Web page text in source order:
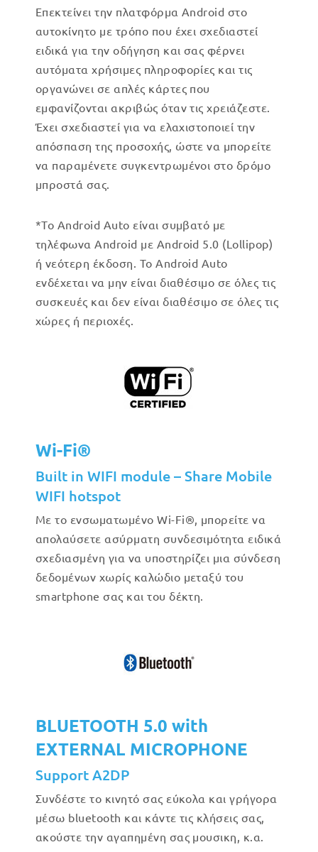
Επεκτείνει την πλατφόρμα Android στο
αυτοκίνητο με τρόπο που έχει σχεδιαστεί
ειδικά για την οδήγηση και σας φέρνει
αυτόματα χρήσιμες πληροφορίες και τις
οργανώνει σε απλές κάρτες που
εμφανίζονται ακριβώς όταν τις χρειάζεστε.
Έχει σχεδιαστεί για να ελαχιστοποιεί την
απόσπαση της προσοχής, ώστε να μπορείτε
να παραμένετε συγκεντρωμένοι στο δρόμο
μπροστά σας.
*Το Android Auto είναι συμβατό με
τηλέφωνα Android με Android 5.0 (Lollipop)
ή νεότερη έκδοση. Το Android Auto
ενδέχεται να μην είναι διαθέσιμο σε όλες τις
συσκευές και δεν είναι διαθέσιμο σε όλες τις
χώρες ή περιοχές.
Wi-Fi®
Built in WIFI module – Share Mobile
WIFI hotspot
Με το ενσωματωμένο Wi-Fi®, μπορείτε να
απολαύσετε ασύρματη συνδεσιμότητα ειδικά
σχεδιασμένη για να υποστηρίζει μια σύνδεση
δεδομένων χωρίς καλώδιο μεταξύ του
smartphone σας και του δέκτη.
BLUETOOTH 5.0 with
EXTERNAL MICROPHONE
Support A2DP
Συνδέστε το κινητό σας εύκολα και γρήγορα
μέσω bluetooth και κάντε τις κλήσεις σας,
ακούστε την αγαπημένη σας μουσικη, κ.α.